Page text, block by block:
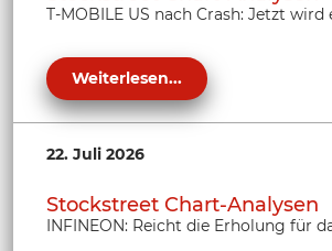
T-MOBILE US nach Crash: Jetzt wird
Weiterlesen...
22. Juli 2026
Stockstreet Chart-Analysen
INFINEON: Reicht die Erholung für